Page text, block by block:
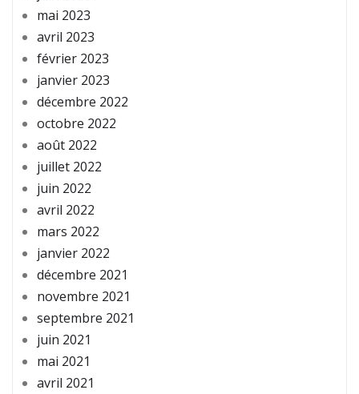
mai 2023
avril 2023
février 2023
janvier 2023
décembre 2022
octobre 2022
août 2022
juillet 2022
juin 2022
avril 2022
mars 2022
janvier 2022
décembre 2021
novembre 2021
septembre 2021
juin 2021
mai 2021
avril 2021